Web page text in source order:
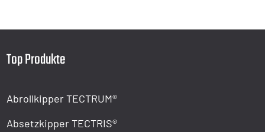
Top Produkte
Abrollkipper TECTRUM®
Absetzkipper TECTRIS®